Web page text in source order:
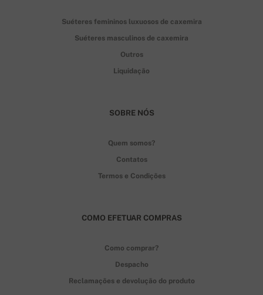
Suéteres femininos luxuosos de caxemira
Suéteres masculinos de caxemira
Outros
Liquidação
SOBRE NÓS
Quem somos?
Contatos
Termos e Condições
COMO EFETUAR COMPRAS
Como comprar?
Despacho
Reclamações e devolução do produto